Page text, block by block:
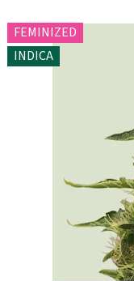
FEMINIZED
INDICA